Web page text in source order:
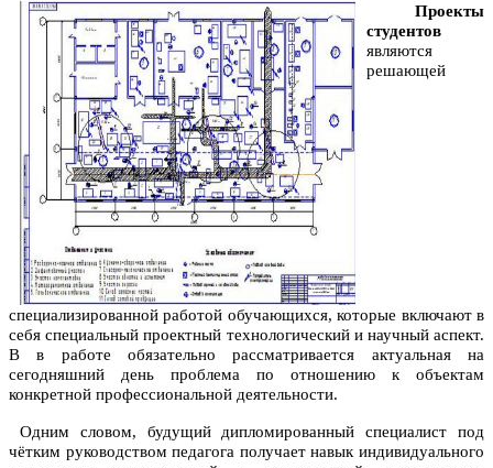
Проекты
студентов
являются
решающей
специализированной работой обучающихся, которые включают в
себя специальный проектный технологический и научный аспект.
В в работе обязательно рассматривается актуальная на
сегодняшний день проблема по отношению к объектам
конкретной профессиональной деятельности.
Одним словом, будущий дипломированный специалист под
чётким руководством педагога получает навык индивидуального